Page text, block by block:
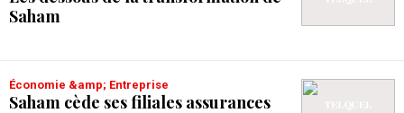
Saham
Économie &amp; Entreprise
Saham cède ses filiales assurances